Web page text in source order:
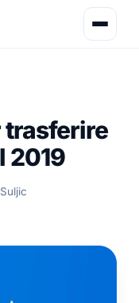
trasferire
2019